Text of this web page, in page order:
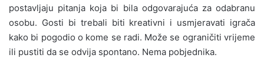
postavljaju pitanja koja bi bila odgovarajuća za odabranu
osobu. Gosti bi trebali biti kreativni i usmjeravati igrača
kako bi pogodio o kome se radi. Može se ograničiti vrijeme
ili pustiti da se odvija spontano. Nema pobjednika.